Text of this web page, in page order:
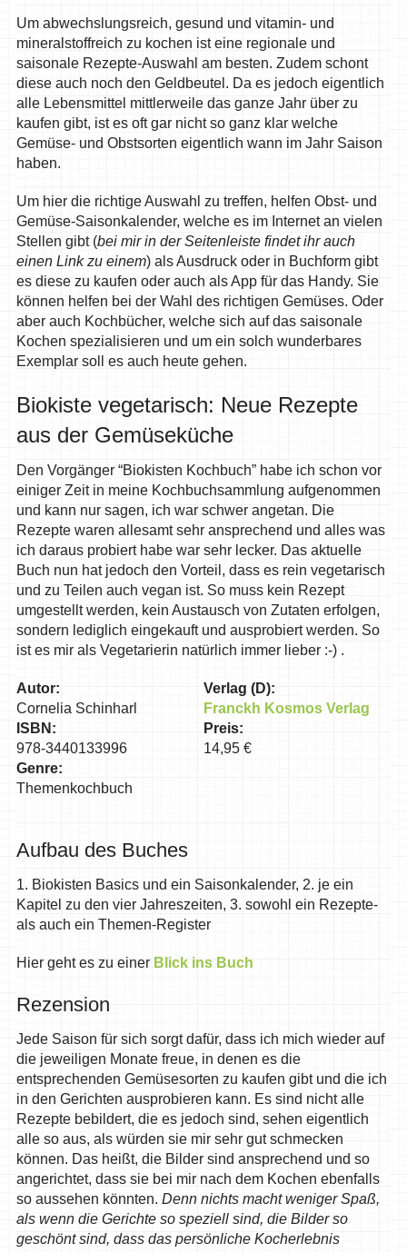
Um abwechslungsreich, gesund und vitamin- und
mineralstoffreich zu kochen ist eine regionale und
saisonale Rezepte-Auswahl am besten. Zudem schont
diese auch noch den Geldbeutel. Da es jedoch eigentlich
alle Lebensmittel mittlerweile das ganze Jahr über zu
kaufen gibt, ist es oft gar nicht so ganz klar welche
Gemüse- und Obstsorten eigentlich wann im Jahr Saison
haben.
Um hier die richtige Auswahl zu treffen, helfen Obst- und
Gemüse-Saisonkalender, welche es im Internet an vielen
Stellen gibt (bei mir in der Seitenleiste findet ihr auch
einen Link zu einem) als Ausdruck oder in Buchform gibt
es diese zu kaufen oder auch als App für das Handy. Sie
können helfen bei der Wahl des richtigen Gemüses. Oder
aber auch Kochbücher, welche sich auf das saisonale
Kochen spezialisieren und um ein solch wunderbares
Exemplar soll es auch heute gehen.
Biokiste vegetarisch: Neue Rezepte
aus der Gemüseküche
Den Vorgänger “Biokisten Kochbuch” habe ich schon vor
einiger Zeit in meine Kochbuchsammlung aufgenommen
und kann nur sagen, ich war schwer angetan. Die
Rezepte waren allesamt sehr ansprechend und alles was
ich daraus probiert habe war sehr lecker. Das aktuelle
Buch nun hat jedoch den Vorteil, dass es rein vegetarisch
und zu Teilen auch vegan ist. So muss kein Rezept
umgestellt werden, kein Austausch von Zutaten erfolgen,
sondern lediglich eingekauft und ausprobiert werden. So
ist es mir als Vegetarierin natürlich immer lieber :-) .
Autor:
Cornelia Schinharl
Verlag (D):
Franckh Kosmos Verlag
ISBN:
978-3440133996
Preis:
14,95 €
Genre:
Themenkochbuch
Aufbau des Buches
1. Biokisten Basics und ein Saisonkalender, 2. je ein
Kapitel zu den vier Jahreszeiten, 3. sowohl ein Rezepte-
als auch ein Themen-Register
Hier geht es zu einer Blick ins Buch
Rezension
Jede Saison für sich sorgt dafür, dass ich mich wieder auf
die jeweiligen Monate freue, in denen es die
entsprechenden Gemüsesorten zu kaufen gibt und die ich
in den Gerichten ausprobieren kann. Es sind nicht alle
Rezepte bebildert, die es jedoch sind, sehen eigentlich
alle so aus, als würden sie mir sehr gut schmecken
können. Das heißt, die Bilder sind ansprechend und so
angerichtet, dass sie bei mir nach dem Kochen ebenfalls
so aussehen könnten. Denn nichts macht weniger Spaß,
als wenn die Gerichte so speziell sind, die Bilder so
geschönt sind, dass das persönliche Kocherlebnis